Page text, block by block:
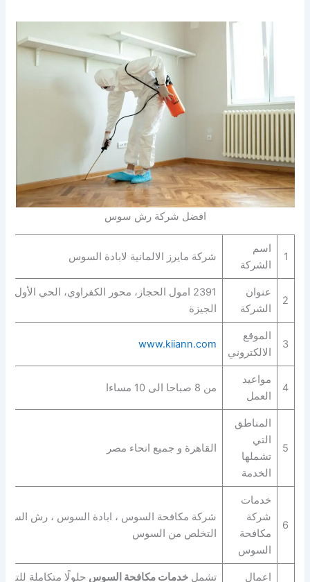
افضل شركة رش سوس
1
اسم
الشركة
شركة مايرز الالمانية لابادة السوس
2
عنوان
الشركة
الجيزة
3
الموقع
الالكتروني
www.kiiann.com
4
مواعيد
العمل
من 8 صباحا الى 10 مساءا
5
المناطق
التي
تشملها
الخدمة
القاهرة و جميع انحاء مصر
6
خدمات
شركة
مكافحة
السوس
شركة مكافحة السوس ، ابادة السوس ، رش
التخلص من السوس
اعمال تشمل خدمات مكافحة السوس حلولًا متكاملة